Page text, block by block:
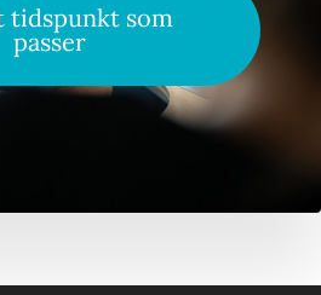
tidspunkt som
passer